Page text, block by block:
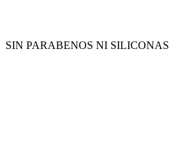
SIN PARABENOS NI SILICONAS